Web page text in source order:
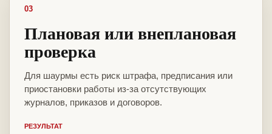
03
Плановая или внеплановая
проверка
Для шаурмы есть риск штрафа, предписания или
приостановки работы из-за отсутствующих
журналов, приказов и договоров.
РЕЗУЛЬТАТ